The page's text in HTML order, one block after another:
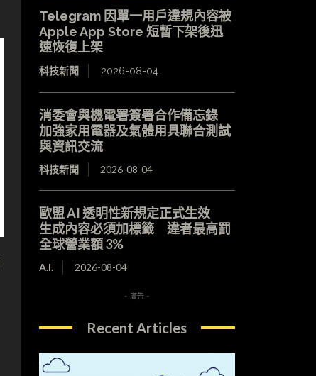
Telegram 因單一用戶違規內容被
Apple App Store 短暫下架後迅
速恢復上架
科技新聞 2026-08-04
消委會與機電署簽署合作備忘錄
加強家用電器及氣體用具聯合測試
與資訊交流
科技新聞 2026-08-04
歐盟 AI 透明性新規定正式生效
生成內容必須加標籤 違者最高罰
全球營業額 3%
A.I. 2026-08-04
- 廣告 -
Recent Articles